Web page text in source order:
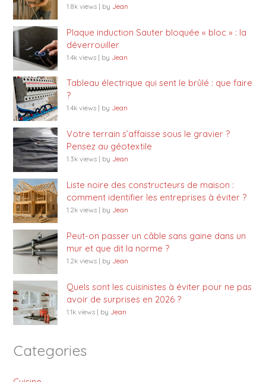
1.8k views | by Jean
Plaque induction Sauter bloquée « bloc » : la
déverrouiller
1.4k views | by Jean
Tableau électrique qui sent le brûlé : que faire
?
1.4k views | by Jean
Votre terrain s’affaisse sous le gravier ?
Pensez au géotextile
1.3k views | by Jean
Liste noire des constructeurs de maison :
comment identifier les entreprises à éviter ?
1.2k views | by Jean
Peut-on passer un câble sans gaine dans un
mur et que dit la norme ?
1.2k views | by Jean
Quels sont les cuisinistes à éviter pour ne pas
avoir de surprises en 2026 ?
1.1k views | by Jean
Categories